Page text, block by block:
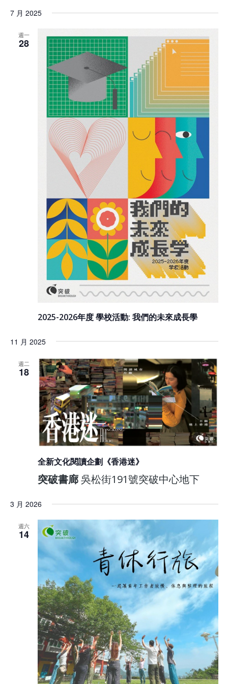
7 月 2025
週一
28
2025-2026年度 學校活動: 我們的未來成長學
11 月 2025
週二
18
全新文化閱讀企劃《香港迷》
突破書廊吳松街191號突破中心地下
3 月 2026
週六
14